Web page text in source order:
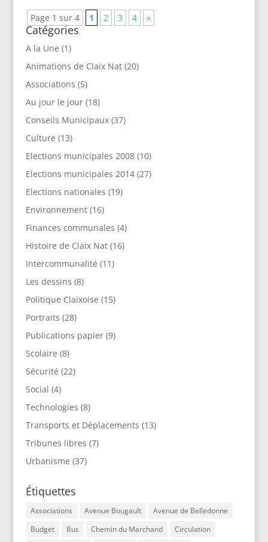
Page 1 sur 4 1 2 3 4 »
Catégories
A la Une (1)
Animations de Claix Nat(20)
Associations (5)
Au jour le jour(18)
Conseils Municipaux(37)
Culture (13)
Elections municipales 2008(10)
Elections municipales 2014(27)
Elections nationales (19)
Environnement(16)
Finances communales (4)
Histoire de Claix Nat(16)
Intercommunalité (11)
Les dessins (8)
Politique Claixoise (15)
Portraits (28)
Publications papier(9)
Scolaire (8)
Sécurité (22)
Social (4)
Technologies (8)
Transports et Déplacements (13)
Tribunes libres (7)
Urbanisme (37)
Étiquettes
Associations Avenue Bougault
Avenue de Belledonne
Budget
Bus Chemin du Marchand
Circulation